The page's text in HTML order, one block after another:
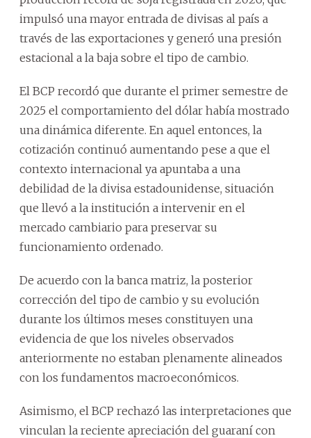
impulsó una mayor entrada de divisas al país a
través de las exportaciones y generó una presión
estacional a la baja sobre el tipo de cambio.
El BCP recordó que durante el primer semestre de
2025 el comportamiento del dólar había mostrado
una dinámica diferente. En aquel entonces, la
cotización continuó aumentando pese a que el
contexto internacional ya apuntaba a una
debilidad de la divisa estadounidense, situación
que llevó a la institución a intervenir en el
mercado cambiario para preservar su
funcionamiento ordenado.
De acuerdo con la banca matriz, la posterior
corrección del tipo de cambio y su evolución
durante los últimos meses constituyen una
evidencia de que los niveles observados
anteriormente no estaban plenamente alineados
con los fundamentos macroeconómicos.
Asimismo, el BCP rechazó las interpretaciones que
vinculan la reciente apreciación del guaraní con